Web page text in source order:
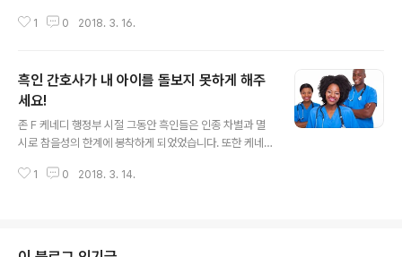
제로 대두가 대두되고 있습니다!! 그런데 그 이면에는 오피
로 밝혀져 공분을 사고 있는데 이런 내용이 이미 미 뉴스 전
문 방송인 CNN을 통해 방송이 되어 병을 고치려 의사를
방문했던 환자들이 의사가 자신의 질병을 고치기 보다는
자신의 이권에 눈이 어두운 하이에나와 같은 존재라고 울
론 물론 사회적인 약자 그리고 음지에서 신음을 하는 이들
1 0 2018. 3. 16.
흑인 간호사가 내 아이를 돌보지 못하게 해주
세요!
존 F 케네디 행정부 시절 그동안 흑인들은 인종 차별과 멸
시로 참을성의 한계에 봉착하게 되었었습니다. 또한 케네
들의 처우를 개선하는 대표적인 정책인 equal opportun
에 인종적인 편견이 담긴 글을남기시는 분들의 댓글을 많
1 0 2018. 3. 14.